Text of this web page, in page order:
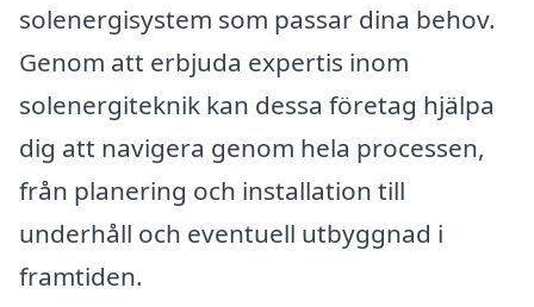
solenergisystem som passar dina behov.
Genom att erbjuda expertis inom
solenergiteknik kan dessa företag hjälpa
dig att navigera genom hela processen,
från planering och installation till
underhåll och eventuell utbyggnad i
framtiden.